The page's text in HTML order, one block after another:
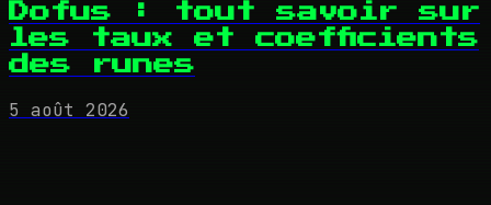
Dofus : tout savoir sur
les taux et coefficients
des runes
5 août 2026